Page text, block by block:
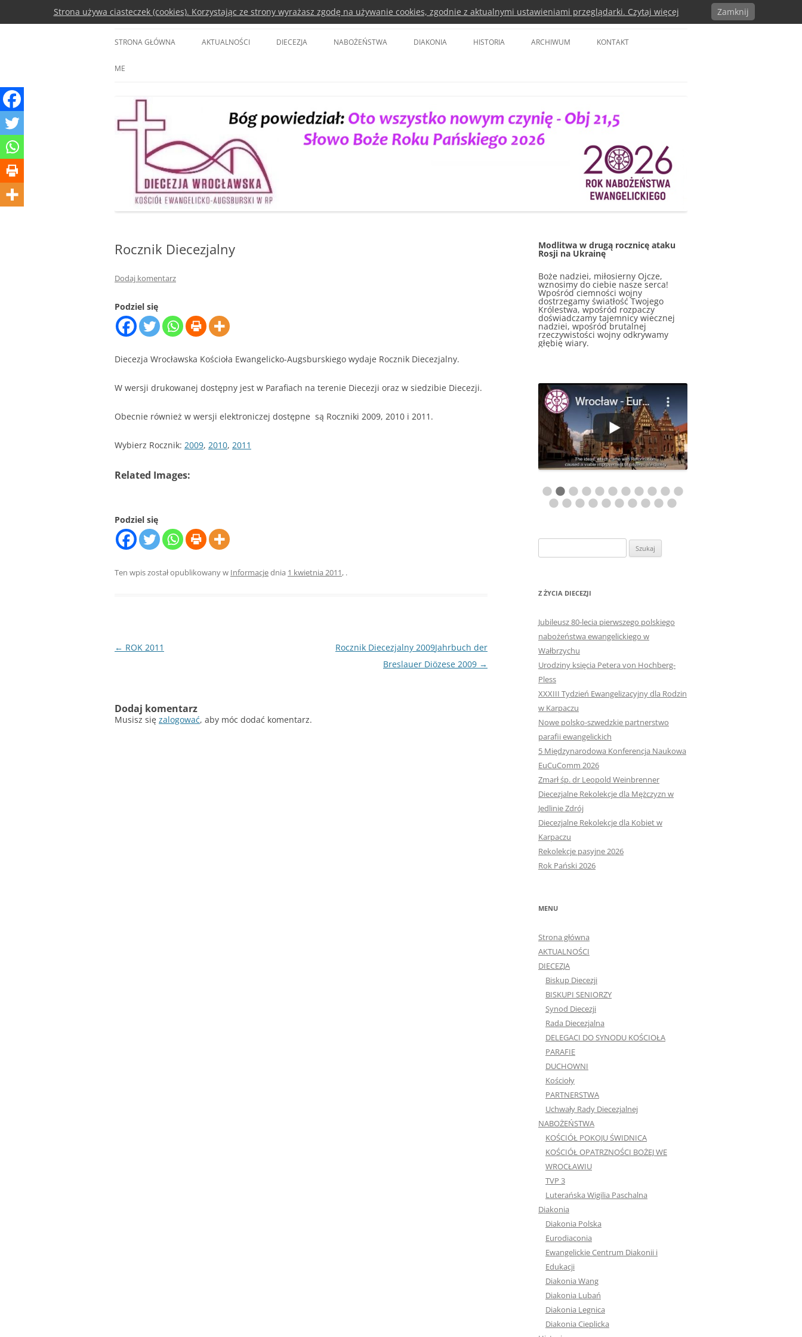
do
treści
Diecezja Wrocławska Kościoła Ewangelicko-Augsburska w RP
STRONA GŁÓWNA AKTUALNOŚCI DIECEZJA
SYNOD DIECEZJI
RADA DIECEZJALNA
DUCHOWNI
NABOŻEŃSTWA DIAKONIA
EWANGELICKIE CENTRUM
DIAKONII I EDUKACJI
HISTORIA ARCHIWUM KONTAKT
ME
Rocznik Diecezjalny
Dodaj komentarz
Podziel się
Diecezja Wrocławska Kościoła Ewangelicko-Augsburskiego wydaje Rocznik Diecezjalny.
W wersji drukowanej dostępny jest w Parafiach na terenie Diecezji oraz w siedzibie Diecezji.
Obecnie również w wersji elektroniczej dostępne są Roczniki 2009, 2010 i 2011.
Wybierz Rocznik: 2009, 2010, 2011
Related Images:
Podziel się
Ten wpis został opublikowany w Informacjednia 1 kwietnia 2011, .
Nawigacja
← ROK 2011 Rocznik Diecezjalny 2009Jahrbuch der
Breslauer Diözese 2009 →
Dodaj komentarz
Musisz się zalogować, aby móc dodać komentarz.
Modlitwa w drugą rocznicę ataku
Rosji na Ukrainę
Boże nadziei, miłosierny Ojcze,
wznosimy do ciebie nasze serca!
Wpośród ciemności wojny
dostrzegamy światłość Twojego
Królestwa, wpośród rozpaczy
doświadczamy tajemnicy wiecznej
nadziei, wpośród brutalnej
rzeczywistości wojny odkrywamy
głębię wiary.
Z ŻYCIA DIECEZJI
Jubileusz 80-lecia pierwszego polskiego
nabożeństwa ewangelickiego w
Wałbrzychu
Urodziny księcia Petera von Hochberg-
Pless
XXXIII Tydzień Ewangelizacyjny dla Rodzin
w Karpaczu
Nowe polsko-szwedzkie partnerstwo
parafii ewangelickich
5 Międzynarodowa Konferencja Naukowa
EuCuComm 2026
Zmarł śp. dr Leopold Weinbrenner
Diecezjalne Rekolekcje dla Mężczyzn w
Jedlinie Zdrój
Diecezjalne Rekolekcje dla Kobiet w
Karpaczu
Rekolekcje pasyjne 2026
Rok Pański 2026
MENU
Strona główna
AKTUALNOŚCI
DIECEZJA
Biskup Diecezji
BISKUPI SENIORZY
Synod Diecezji
Rada Diecezjalna
DELEGACI DO SYNODU KOŚCIOŁA
PARAFIE
DUCHOWNI
Kościoły
PARTNERSTWA
Uchwały Rady Diecezjalnej
NABOŻEŃSTWA
KOŚCIÓŁ POKOJU ŚWIDNICA
KOŚCIÓŁ OPATRZNOŚCI BOŻEJ WE
WROCŁAWIU
TVP 3
Luterańska Wigilia Paschalna
Diakonia
Diakonia Polska
Eurodiaconia
Ewangelickie Centrum Diakonii i
Edukacji
Diakonia Wang
Diakonia Lubań
Diakonia Legnica
Diakonia Cieplicka
Strona używa ciasteczek (cookies). Korzystając ze strony wyrażasz zgodę na używanie cookies, zgodnie z aktualnymi ustawieniami przeglądarki. Czytaj więcej Zamknij